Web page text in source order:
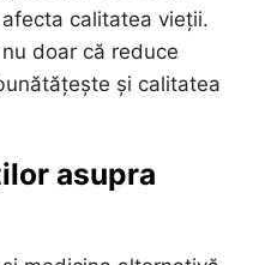
calitatea vieții.
doar că reduce
și calitatea
asupra